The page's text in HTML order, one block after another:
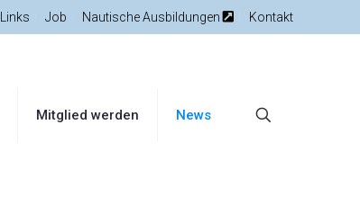
Links Job Nautische Ausbildungen Kontakt
Mitglied werden News